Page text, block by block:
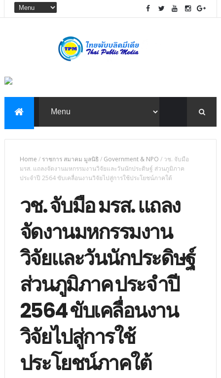
Home / ราชการ สมาคม มูลนิธิ / Government & NPO / วช. จับมือ
มรส. แถลงจัดงานมหกรรมงานวิจัยและวันนักประดิษฐ์ ส่วนภูมิภาค
ประจำปี 2564 ขับเคลื่อนงานวิจัยไปสู่การใช้ประโยชน์ภาคใต้
วช. จับมือ มรส. แถลง
จัดงานมหกรรมงาน
วิจัยและวันนักประดิษฐ์
ส่วนภูมิภาค ประจำปี
2564 ขับเคลื่อนงาน
วิจัยไปสู่การใช้
ประโยชน์ภาคใต้